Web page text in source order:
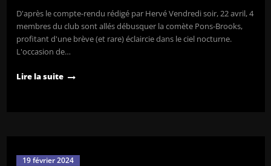
D'après le compte-rendu rédigé par Hervé Vendredi soir, 22 avril, 4
membres du club sont allés débusquer la comète Pons-Brooks,
profitant d'une brève (et rare) éclaircie dans le ciel nocturne.
L'occasion de…
Lire la suite
19 février 2024